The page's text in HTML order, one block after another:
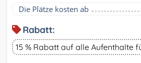
Die Plätze kosten ab
Rabatt:
15 % Rabatt auf alle Aufenthalte